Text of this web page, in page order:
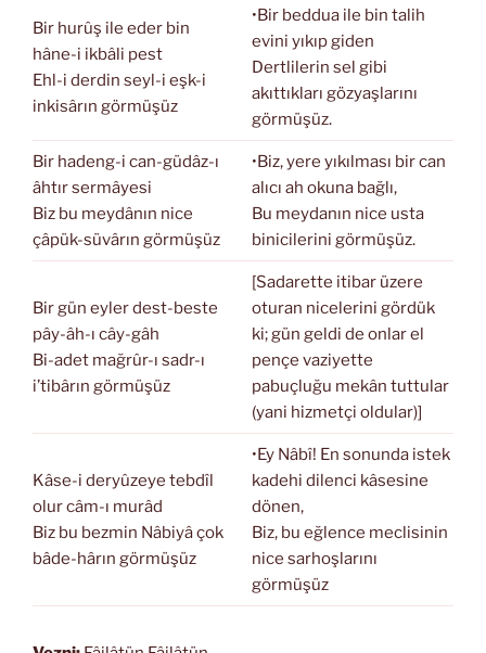
Bir hurûş ile eder bin
hâne-i ikbâli pest
Ehl-i derdin seyl-i eşk-i
inkisârın görmüşüz
•Bir beddua ile bin talih
evini yıkıp giden
Dertlilerin sel gibi
akıttıkları gözyaşlarını
görmüşüz.
Bir hadeng-i can-güdâz-ı
âhtır sermâyesi
Biz bu meydânın nice
çâpük-süvârın görmüşüz
•Biz, yere yıkılması bir can
alıcı ah okuna bağlı,
Bu meydanın nice usta
binicilerini görmüşüz.
Bir gün eyler dest-beste
pây-âh-ı cây-gâh
Bi-adet mağrûr-ı sadr-ı
i’tibârın görmüşüz
[Sadarette itibar üzere
oturan nicelerini gördük
ki; gün geldi de onlar el
pençe vaziyette
pabuçluğu mekân tuttular
(yani hizmetçi oldular)]
Kâse-i deryûzeye tebdîl
olur câm-ı murâd
Biz bu bezmin Nâbiyâ çok
bâde-hârın görmüşüz
•Ey Nâbî! En sonunda istek
kadehi dilenci kâsesine
dönen,
Biz, bu eğlence meclisinin
nice sarhoşlarını
görmüşüz